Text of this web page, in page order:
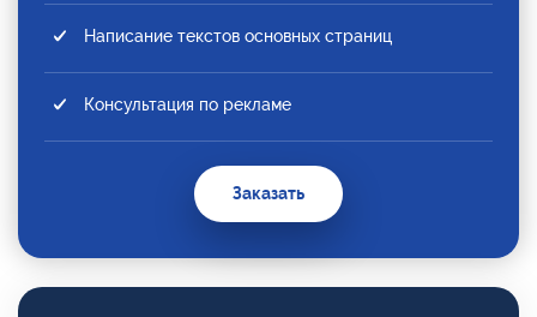
Написание текстов основных страниц
Консультация по рекламе
Заказать